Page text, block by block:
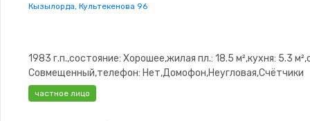
Кызылорда, Культекенова 96
1983 г.п.,состояние: Хорошее,жилая пл.: 18.5 м²,кухня: 5.3
Совмещенный,телефон: Нет,Домофон,Неугловая,Счётчики
частное лицо